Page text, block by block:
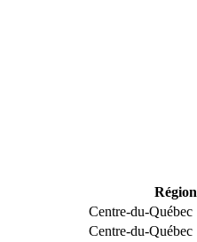
Région
Centre-du-Québec
Centre-du-Québec